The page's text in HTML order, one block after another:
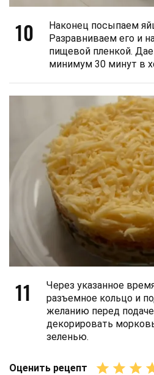
10
Наконец посыпаем
Разравниваем его и
пищевой пленкой.
минимум 30 минут в
11
Через указанное
разъемное кольцо и
желанию перед
декорировать
зеленью.
Оценить рецепт